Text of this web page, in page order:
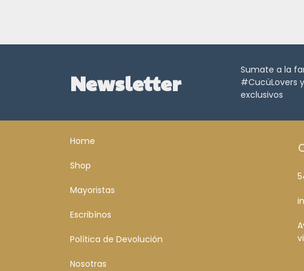
Newsletter
Sumate a la
#CucüLovers
exclusivos
Home
Shop
Mayoristas
Escribínos
Política de Devolución
Nosotras